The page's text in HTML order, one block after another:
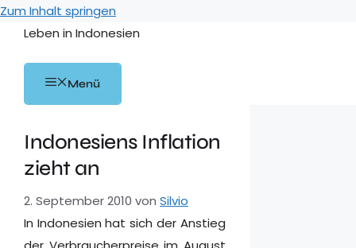
Zum Inhalt springen
Leben in Indonesien
Menü
Indonesiens Inflation
zieht an
2. September 2010 von Silvio
In Indonesien hat sich der Anstieg